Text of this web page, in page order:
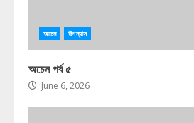
অচেন উপন্যাস
অচেন পর্ব ৫
June 6, 2026